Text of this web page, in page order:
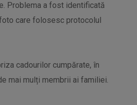
Problema a fost identificată
care folosesc protocolul
cadourilor cumpărate, în
mai mulți membrii ai familiei.